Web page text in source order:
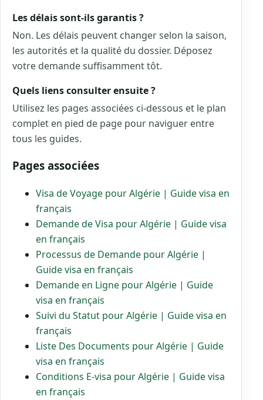
Les délais sont-ils garantis ?
Non. Les délais peuvent changer selon la saison,
les autorités et la qualité du dossier. Déposez
votre demande suffisamment tôt.
Quels liens consulter ensuite ?
Utilisez les pages associées ci-dessous et le plan
complet en pied de page pour naviguer entre
tous les guides.
Pages associées
Visa de Voyage pour Algérie | Guide visa en
français
Demande de Visa pour Algérie | Guide visa
en français
Processus de Demande pour Algérie |
Guide visa en français
Demande en Ligne pour Algérie | Guide
visa en français
Suivi du Statut pour Algérie | Guide visa en
français
Liste Des Documents pour Algérie | Guide
visa en français
Conditions E-visa pour Algérie | Guide visa
en français